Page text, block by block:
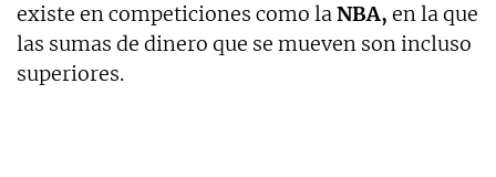
existe en competiciones como laNBA, en la que
las sumas de dinero que se mueven son incluso
superiores.